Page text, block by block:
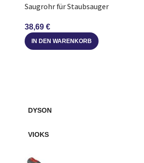
Saugrohr für Staubsauger
38,69 €
IN DEN WARENKORB
DYSON
VIOKS